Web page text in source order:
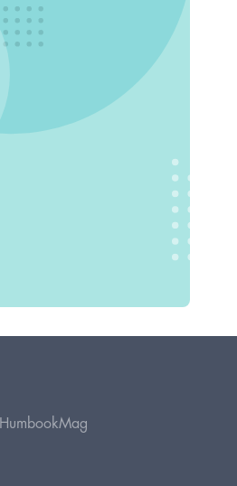
HumbookMag